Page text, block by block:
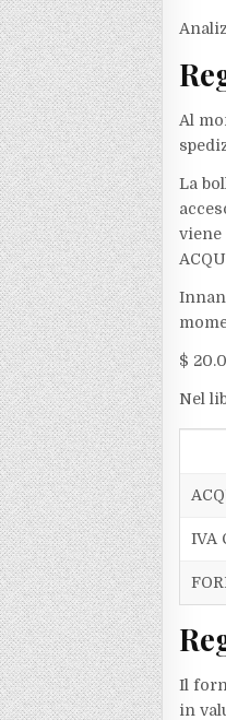
Al
La
viene
$
Nel
IVA
Il
in